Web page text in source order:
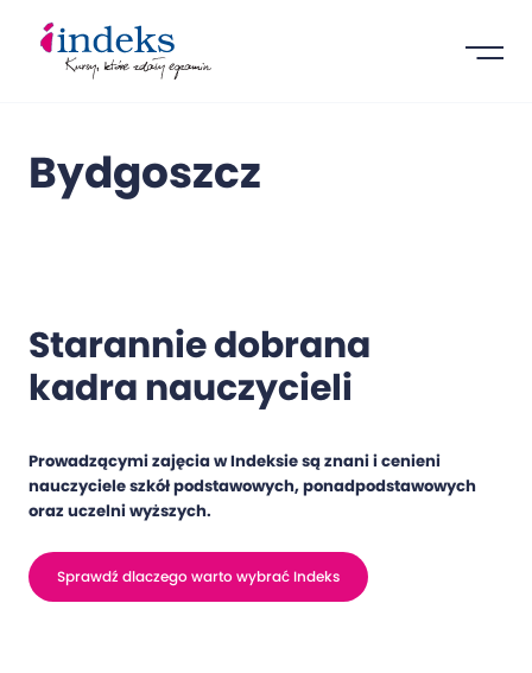
Bydgoszcz
Starannie dobrana
kadra nauczycieli
Prowadzącymi zajęcia w Indeksie są znani i cenieni
nauczyciele szkół podstawowych, ponadpodstawowych
oraz uczelni wyższych.
Sprawdź dlaczego warto wybrać Indeks